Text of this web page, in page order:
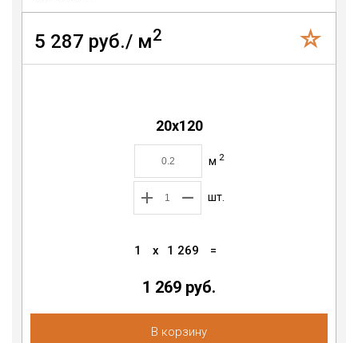
5 287 руб./ м2
20х120
м 2
шт.
1 x 1 269 =
1 269 руб.
В корзину